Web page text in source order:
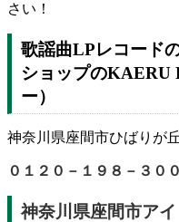
さい！
歌謡曲LPレコード
ショップのKAERU
ー）
神奈川県座間市ひばりが
０１２０－１９８－３００
神奈川県座間市ア